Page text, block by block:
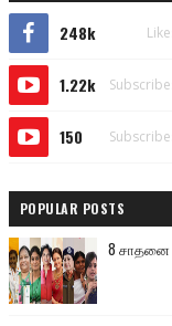
248k
1.22k
150
POPULAR POSTS
8